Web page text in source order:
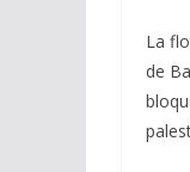
La
de